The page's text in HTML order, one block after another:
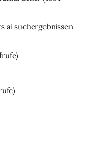
ai suchergebnissen